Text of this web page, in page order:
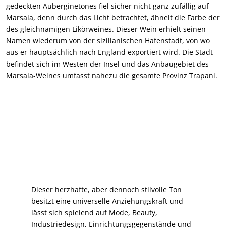
gedeckten Auberginetones fiel sicher nicht ganz zufällig auf
Marsala, denn durch das Licht betrachtet, ähnelt die Farbe der
des gleichnamigen Likörweines. Dieser Wein erhielt seinen
Namen wiederum von der sizilianischen Hafenstadt, von wo
aus er hauptsächlich nach England exportiert wird. Die Stadt
befindet sich im Westen der Insel und das Anbaugebiet des
Marsala-Weines umfasst nahezu die gesamte Provinz Trapani.
Dieser herzhafte, aber dennoch stilvolle Ton
besitzt eine universelle Anziehungskraft und
lässt sich spielend auf Mode, Beauty,
Industriedesign, Einrichtungsgegenstände und